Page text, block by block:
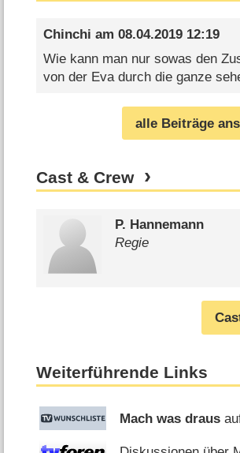
Chinchi am 08.04.2019 12:19
Wie kann man nur sowas den
von der Eva durch die ganze
alle Beiträge
Cast & Crew
P. Hannemann
Regie
Weiterführende Links
Mach was draus